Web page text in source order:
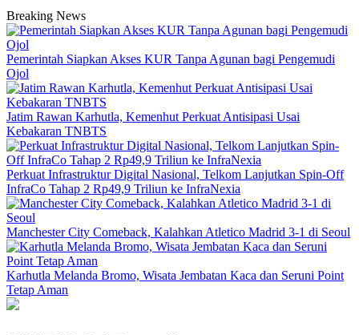
Breaking News
Pemerintah Siapkan Akses KUR Tanpa Agunan bagi Pengemudi
Ojol
Jatim Rawan Karhutla, Kemenhut Perkuat Antisipasi Usai
Kebakaran TNBTS
Perkuat Infrastruktur Digital Nasional, Telkom Lanjutkan Spin-Off
InfraCo Tahap 2 Rp49,9 Triliun ke InfraNexia
Manchester City Comeback, Kalahkan Atletico Madrid 3-1 di Seoul
Karhutla Melanda Bromo, Wisata Jembatan Kaca dan Seruni Point
Tetap Aman